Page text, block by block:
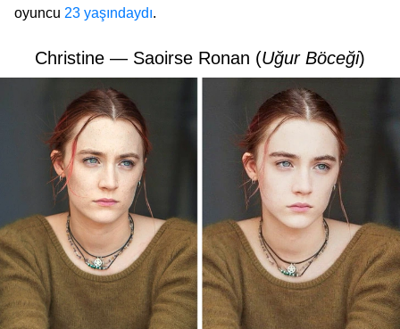
oyuncu 23 yaşındaydı.
Christine — Saoirse Ronan (Uğur Böceği)